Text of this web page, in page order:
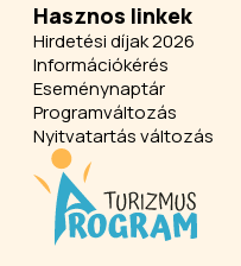
Hasznos linkek
Hirdetési díjak 2026
Információkérés
Eseménynaptár
Programváltozás
Nyitvatartás változás